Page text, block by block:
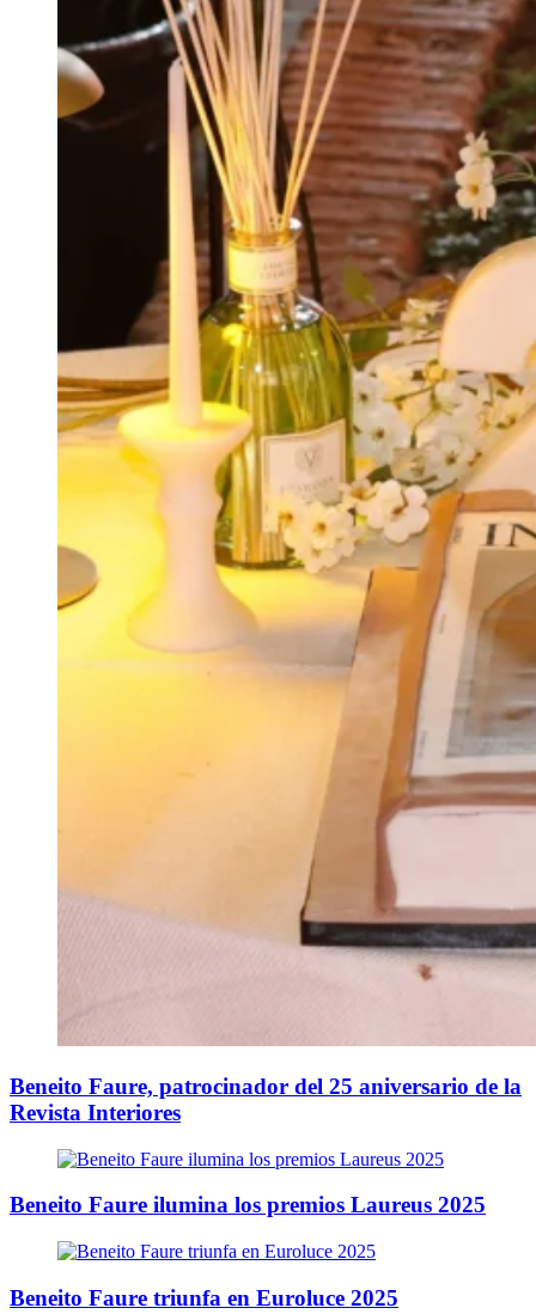
Beneito Faure, patrocinador del 25 aniversario de la
Revista Interiores
Beneito Faure ilumina los premios Laureus 2025
Beneito Faure triunfa en Euroluce 2025